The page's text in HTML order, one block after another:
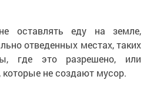
оставлять еду на земле,
отведенных местах, таких
где это разрешено, или
не создают мусор.